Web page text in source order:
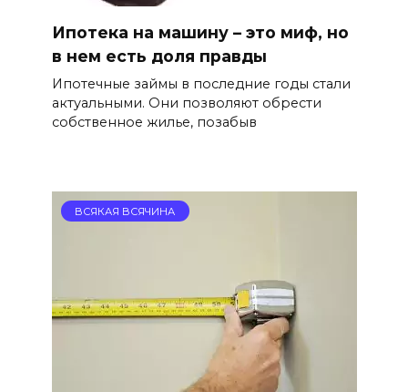
Ипотека на машину – это миф, но
в нем есть доля правды
Ипотечные займы в последние годы стали
актуальными. Они позволяют обрести
собственное жилье, позабыв
ВСЯКАЯ ВСЯЧИНА